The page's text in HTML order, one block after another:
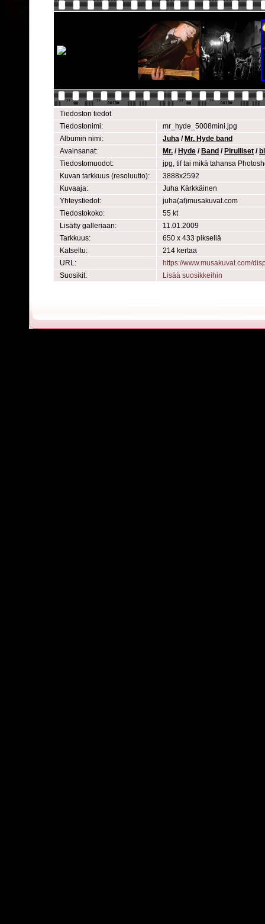
Tiedoston tiedot
Tiedostonimi:
mr_hyde_5008mini.jpg
Albumin nimi:
Juha / Mr. Hyde band
Avainsanat:
Mr. / Hyde / Band / Pirulliset /
Tiedostomuodot:
jpg, tif tai mikä tahansa
Kuvan tarkkuus (resoluutio):
3888x2592
Kuvaaja:
Juha Kärkkäinen
Yhteystiedot:
juha(at)musakuvat.com
Tiedostokoko:
55 kt
Lisätty galleriaan:
11.01.2009
Tarkkuus:
650 x 433 pikseliä
Katseltu:
214 kertaa
URL:
https://www.musakuvat.com/
Suosikit:
Lisää suosikkeihin